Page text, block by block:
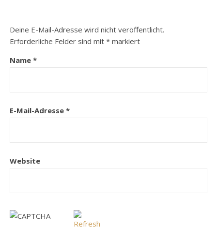
Deine E-Mail-Adresse wird nicht veröffentlicht.
Erforderliche Felder sind mit * markiert
Name *
E-Mail-Adresse *
Website